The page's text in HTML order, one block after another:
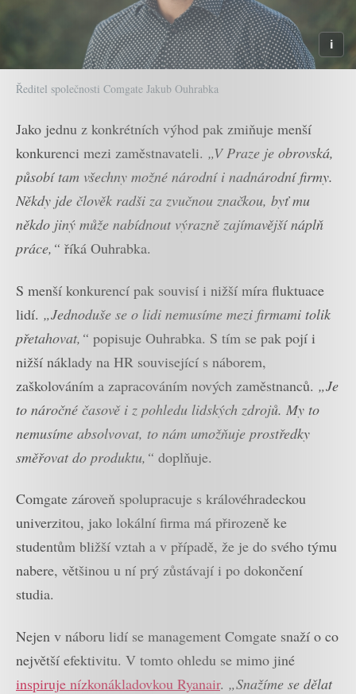
Ředitel společnosti Comgate Jakub Ouhrabka
Jako jednu z konkrétních výhod pak zmiňuje menší
konkurenci mezi zaměstnavateli. „V Praze je obrovská,
působí tam všechny možné národní i nadnárodní firmy.
Někdy jde člověk radši za zvučnou značkou, byť mu
někdo jiný může nabídnout výrazně zajímavější náplň
práce,“ říká Ouhrabka.
S menší konkurencí pak souvisí i nižší míra fluktuace
lidí. „Jednoduše se o lidi nemusíme mezi firmami tolik
přetahovat,“ popisuje Ouhrabka. S tím se pak pojí i
nižší náklady na HR související s náborem,
zaškolováním a zapracováním nových zaměstnanců. „Je
to náročné časově i z pohledu lidských zdrojů. My to
nemusíme absolvovat, to nám umožňuje prostředky
směřovat do produktu,“ doplňuje.
Comgate zároveň spolupracuje s královéhradeckou
univerzitou, jako lokální firma má přirozeně ke
studentům bližší vztah a v případě, že je do svého týmu
nabere, většinou u ní prý zůstávají i po dokončení
studia.
Nejen v náboru lidí se management Comgate snaží o co
největší efektivitu. V tomto ohledu se mimo jiné
inspiruje nízkonákladovkou Ryanair. „Snažíme se dělat